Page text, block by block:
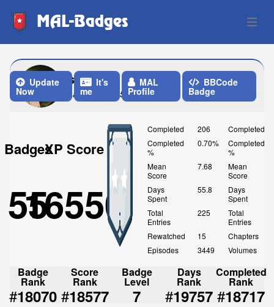
MAL-Badges Open
shizenni
Last Update: 5 Days ago
Update
Now
It's
me
MAL
Profile
BBCode
Badge
Badges
55
XP Score
16550
Completed
206
Completed
%
0.70%
Mean
Score
7.68
Days
Spent
55.8
Total
Entries
225
Rewatched
15
Episodes
3449
Completed
Completed
%
Mean
Score
Days
Spent
Total
Entries
Chapters
Volumes
Badge
Rank
#18070
Score
Rank
#18577
Badge
Level
7
Days
Rank
#19757
Completed
Rank
#18717